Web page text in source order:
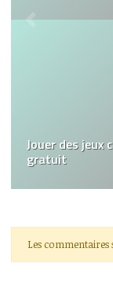
Iptv : Internet
Television
Les